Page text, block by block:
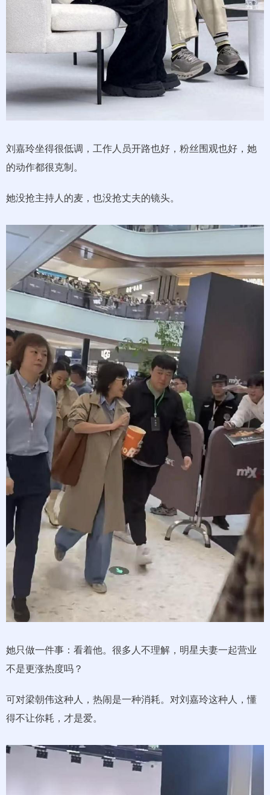
刘嘉玲坐得很低调，工作人员开路也好，粉丝围观也好，她
的动作都很克制。
她没抢主持人的麦，也没抢丈夫的镜头。
她只做一件事：看着他。很多人不理解，明星夫妻一起营业
不是更涨热度吗？
可对梁朝伟这种人，热闹是一种消耗。对刘嘉玲这种人，懂
得不让你耗，才是爱。